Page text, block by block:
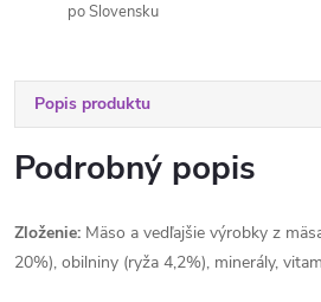
po Slovensku
Popis produktu
Podrobný popis
Zloženie: Mäso a vedľajšie výrobky z
20%), obilniny (ryža 4,2%), minerály,